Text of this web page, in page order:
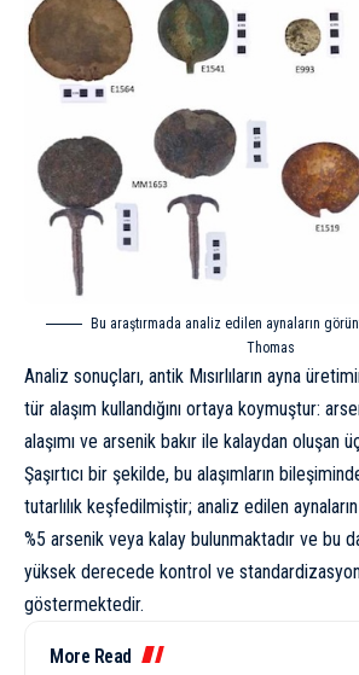
Bu araştırmada analiz edilen aynaların
Thomas
Analiz sonuçları, antik Mısırlıların ayna
tür alaşım kullandığını ortaya koymuştur:
alaşımı ve arsenik bakır ile kalaydan oluşan
Şaşırtıcı bir şekilde, bu alaşımların
tutarlılık keşfedilmiştir; analiz edilen
%5 arsenik veya kalay bulunmaktadır ve bu
yüksek derecede kontrol ve
göstermektedir.
More Read